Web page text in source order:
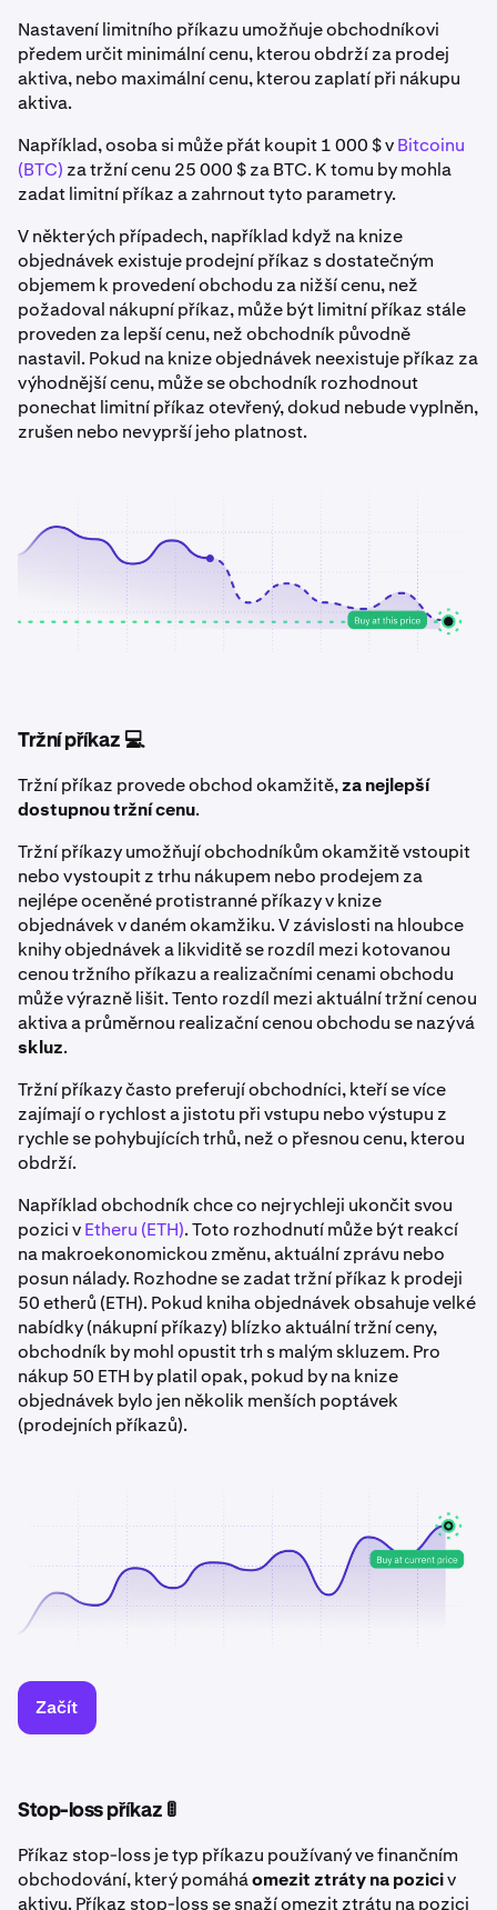
Nastavení limitního příkazu umožňuje obchodníkovi
předem určit minimální cenu, kterou obdrží za prodej
aktiva, nebo maximální cenu, kterou zaplatí při nákupu
aktiva.
Například, osoba si může přát koupit 1 000 $ vBitcoinu
(BTC) za tržní cenu 25 000 $ za BTC. K tomu by mohla
zadat limitní příkaz a zahrnout tyto parametry.
V některých případech, například když na knize
objednávek existuje prodejní příkaz s dostatečným
objemem k provedení obchodu za nižší cenu, než
požadoval nákupní příkaz, může být limitní příkaz stále
proveden za lepší cenu, než obchodník původně
nastavil. Pokud na knize objednávek neexistuje příkaz za
výhodnější cenu, může se obchodník rozhodnout
ponechat limitní příkaz otevřený, dokud nebude vyplněn,
zrušen nebo nevyprší jeho platnost.
Tržní příkaz 💻
Tržní příkaz provede obchod okamžitě,za nejlepší
dostupnou tržní cenu.
Tržní příkazy umožňují obchodníkům okamžitě vstoupit
nebo vystoupit z trhu nákupem nebo prodejem za
nejlépe oceněné protistranné příkazy v knize
objednávek v daném okamžiku. V závislosti na hloubce
knihy objednávek a likviditě se rozdíl mezi kotovanou
cenou tržního příkazu a realizačními cenami obchodu
může výrazně lišit. Tento rozdíl mezi aktuální tržní cenou
aktiva a průměrnou realizační cenou obchodu se nazývá
skluz.
Tržní příkazy často preferují obchodníci, kteří se více
zajímají o rychlost a jistotu při vstupu nebo výstupu z
rychle se pohybujících trhů, než o přesnou cenu, kterou
obdrží.
Například obchodník chce co nejrychleji ukončit svou
pozici vEtheru (ETH). Toto rozhodnutí může být reakcí
na makroekonomickou změnu, aktuální zprávu nebo
posun nálady. Rozhodne se zadat tržní příkaz k prodeji
50 etherů (ETH). Pokud kniha objednávek obsahuje velké
nabídky (nákupní příkazy) blízko aktuální tržní ceny,
obchodník by mohl opustit trh s malým skluzem. Pro
nákup 50 ETH by platil opak, pokud by na knize
objednávek bylo jen několik menších poptávek
(prodejních příkazů).
Začít
Stop-loss příkaz 🚦
Příkaz stop-loss je typ příkazu používaný ve finančním
obchodování, který pomáháomezit ztráty na poziciv
aktivu. Příkaz stop-loss se snaží omezit ztrátu na pozici